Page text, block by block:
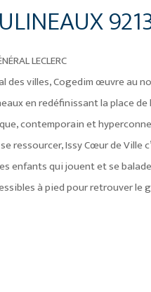
LECLERC
des villes, Cogedim œuvre au
en redéfinissant la place
contemporain et
ressourcer, Issy Cœur de Ville
enfants qui jouent et se
à pied pour retrouver le